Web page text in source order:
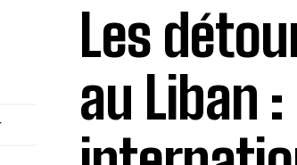
Les
au Liban